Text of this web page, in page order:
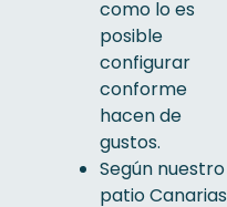
como lo es
posible
configurar
conforme
hacen de
gustos.
Según nuestro
patio Canarias